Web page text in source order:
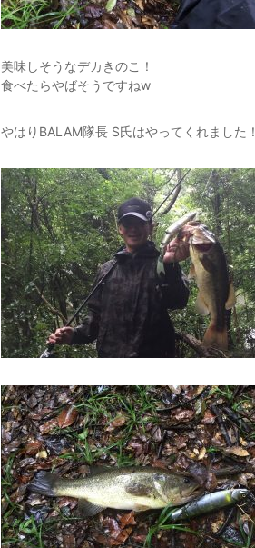
美味しそうなデカきのこ！
食べたらやばそうですねw
やはりBALAM隊長 S氏はやってくれました！